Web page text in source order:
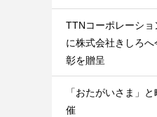
TTNコーポレーシ
に株式会社きしろ
彰を贈呈
「おたがいさま」
催